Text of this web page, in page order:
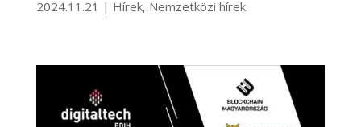
2024.11.21 | Hírek, Nemzetközi hírek